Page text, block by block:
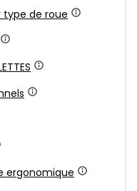
type de roue
ergonomique